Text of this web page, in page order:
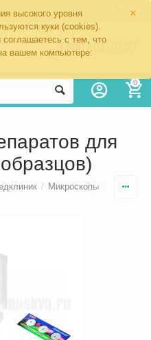
×
высокого уровня
куки (cookies).
с тем, что
вашем компьютере:8 800 201-70-97
0
для
/ Микроскопы Наборы